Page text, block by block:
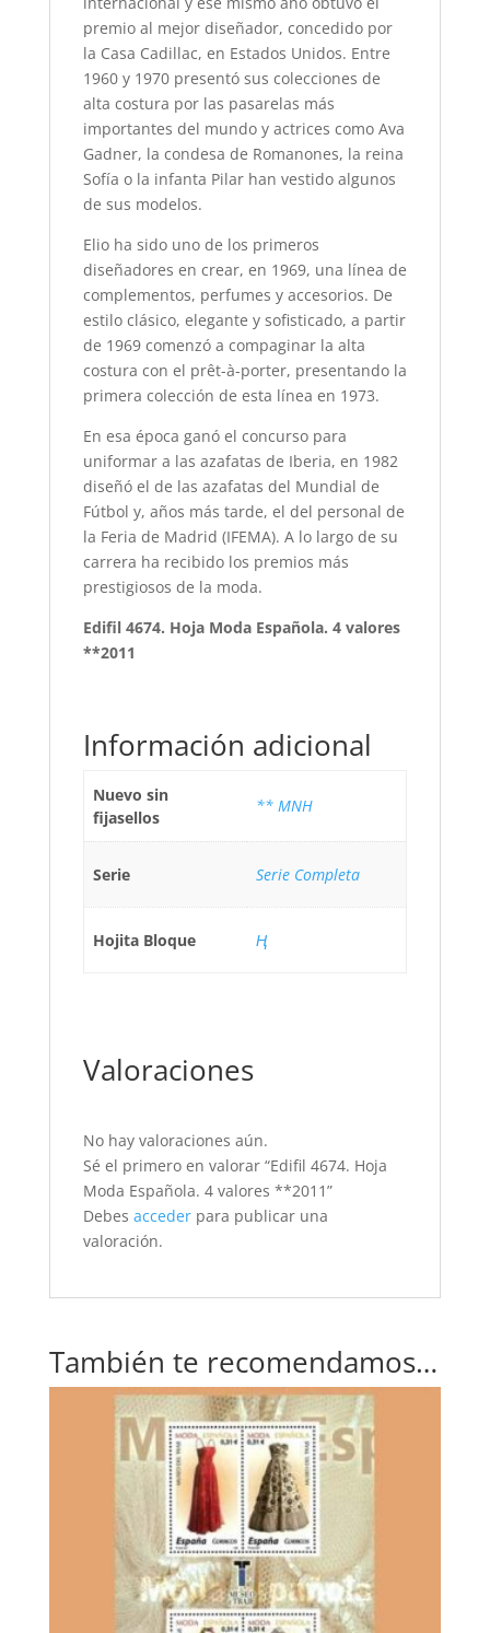
premio al mejor diseñador, concedido por
la Casa Cadillac, en Estados Unidos. Entre
1960 y 1970 presentó sus colecciones de
alta costura por las pasarelas más
importantes del mundo y actrices como Ava
Gadner, la condesa de Romanones, la reina
Sofía o la infanta Pilar han vestido algunos
de sus modelos.
Elio ha sido uno de los primeros
diseñadores en crear, en 1969, una línea de
complementos, perfumes y accesorios. De
estilo clásico, elegante y sofisticado, a partir
de 1969 comenzó a compaginar la alta
costura con el prêt-à-porter, presentando la
primera colección de esta línea en 1973.
En esa época ganó el concurso para
uniformar a las azafatas de Iberia, en 1982
diseñó el de las azafatas del Mundial de
Fútbol y, años más tarde, el del personal de
la Feria de Madrid (IFEMA). A lo largo de su
carrera ha recibido los premios más
prestigiosos de la moda.
Edifil 4674. Hoja Moda Española. 4 valores
**2011
Información adicional
Nuevo sin
fijasellos
** MNH
Serie Serie Completa
Hojita Bloque Ң
Valoraciones
No hay valoraciones aún.
Sé el primero en valorar “Edifil 4674. Hoja
Moda Española. 4 valores **2011”
Debes accederpara publicar una
valoración.
También te recomendamos…